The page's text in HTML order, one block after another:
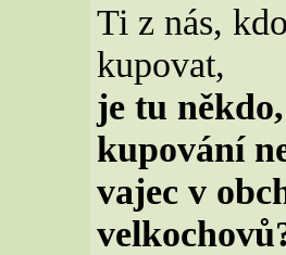
Ti z nás,
kupovat,
je tu
kupování
vajec v